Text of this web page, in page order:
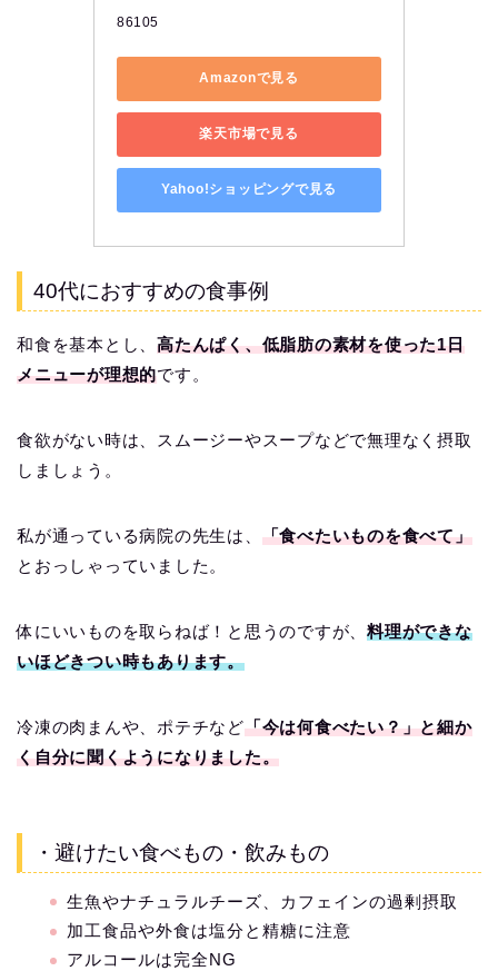
86105
Amazonで見る
楽天市場で見る
Yahoo!ショッピングで見る
40代におすすめの食事例
和食を基本とし、高たんぱく、低脂肪の素材を使った1日
メニューが理想的です。
食欲がない時は、スムージーやスープなどで無理なく摂取
しましょう。
私が通っている病院の先生は、 「食べたいものを食べて」
とおっしゃっていました。
体にいいものを取らねば！と思うのですが、料理ができな
いほどきつい時もあります。
冷凍の肉まんや、ポテチなど「今は何食べたい？」と細か
く自分に聞くようになりました。
・避けたい食べもの・飲みもの
生魚やナチュラルチーズ、カフェインの過剰摂取
加工食品や外食は塩分と精糖に注意
アルコールは完全NG